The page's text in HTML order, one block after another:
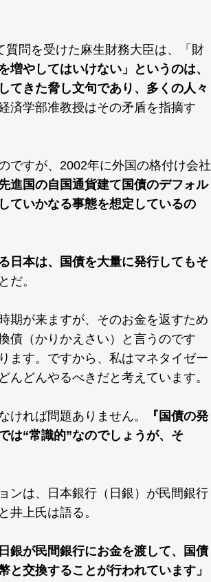
問を受けた麻生財務大臣は、「財
増やしてはいけない」というのは、
てきた脅し文句であり、多くの人々
済学部准教授はその矛盾を指摘す
ですが、2002年に外国の格付け会社
進国の自国通貨建て国債のデフォル
ていかなる事態を想定しているの
日本は、国債を大量に発行してもそ
だ。
期が来ますが、そのお金を返すため
債（かりかえさい）と言うのです
ます。ですから、私はマネタイゼー
どんやるべきだと考えています。
れば問題ありません。
『国債の発
は“常識的”なのでしょうが、そ
ンは、日本銀行（日銀）が民間銀行
井上氏は語る。
銀が民間銀行にお金を渡して、国債
交換することが行われています」